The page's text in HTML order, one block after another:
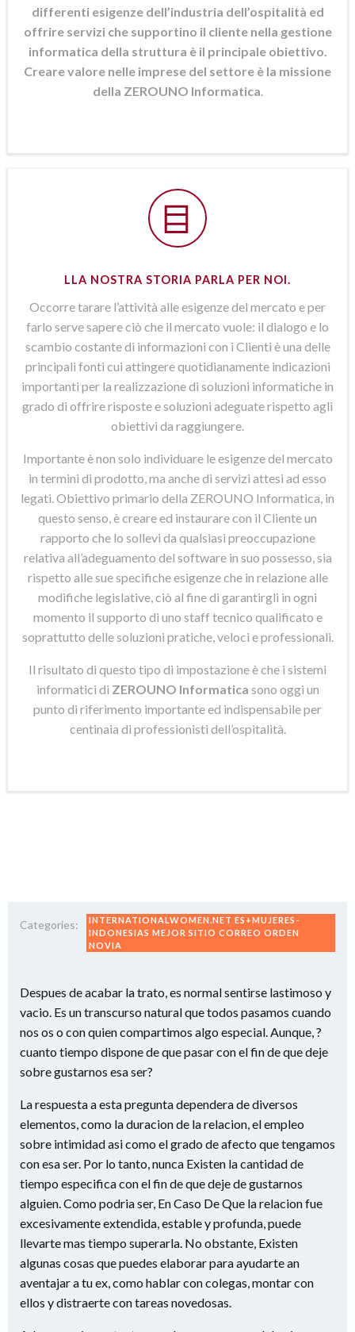
differenti esigenze dell’industria dell’ospitalità ed
offrire servizi che supportino il cliente nella gestione
informatica della struttura è il principale obiettivo.
Creare valore nelle imprese del settore è la missione
della ZEROUNO Informatica
LLA NOSTRA STORIA PARLA PER NOI.
Occorre tarare l’attività alle esigenze del mercato e per
farlo serve sapere ciò che il mercato vuole: il dialogo e lo
scambio costante di informazioni con i Clienti è una delle
principali fonti cui attingere quotidianamente indicazioni
importanti per la realizzazione di soluzioni informatiche in
grado di offrire risposte e soluzioni adeguate rispetto agli
obiettivi da raggiungere.
Importante è non solo individuare le esigenze del mercato
in termini di prodotto, ma anche di servizi attesi ad esso
legati. Obiettivo primario della ZEROUNO Informatica, in
questo senso, è creare ed instaurare con il Cliente un
rapporto che lo sollevi da qualsiasi preoccupazione
relativa all’adeguamento del software in suo possesso, sia
rispetto alle sue specifiche esigenze che in relazione alle
modifiche legislative, ciò al fine di garantirgli in ogni
momento il supporto di uno staff tecnico qualificato e
soprattutto delle soluzioni pratiche, veloci e professionali.
Il risultato di questo tipo di impostazione è che i sistemi
informatici di ZEROUNO Informatica sono oggi un
punto di riferimento importante ed indispensabile per
centinaia di professionisti dell’ospitalità.
Categories:
INTERNATIONALWOMEN.NET ES+MUJERES-
INDONESIAS MEJOR SITIO CORREO ORDEN
NOVIA
Despues de acabar la trato, es normal sentirse lastimoso y
vacio. Es un transcurso natural que todos pasamos cuando
nos os o con quien compartimos algo especial. Aunque, ?
cuanto tiempo dispone de que pasar con el fin de que deje
sobre gustarnos esa ser?
La respuesta a esta pregunta dependera de diversos
elementos, como la duracion de la relacion, el empleo
sobre intimidad asi­ como el grado de afecto que tengamos
con esa ser. Por lo tanto, nunca Existen la cantidad de
tiempo especifica con el fin de que deje de gustarnos
alguien. Como podri­a ser, En Caso De Que la relacion fue
excesivamente extendida, estable y profunda, puede
llevarte mas tiempo superarla. No obstante, Existen
algunas cosas que puedes elaborar para ayudarte an
aventajar a tu ex, como hablar con colegas, montar con
ellos y distraerte con tareas novedosas.